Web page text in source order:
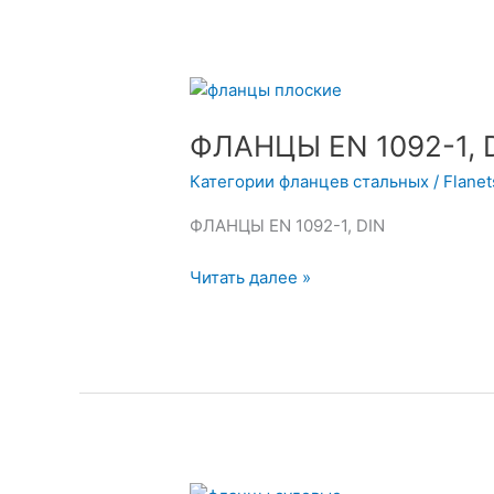
ФЛАНЦЫ EN 1092-1,
Категории фланцев стальных /
ФЛАНЦЫ EN 1092-1, DIN
ФЛАНЦЫ
1092-
DIN
Читать далее »